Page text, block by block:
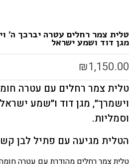
טלית צמר רחלים עטרה יברכך ה'
מגן דוד ושמע ישראל
₪1,150.00
טלית צמר רחלים עם עטרה
וישמרך״, מגן דוד ו״שמע
וסמליות.
הטלית מגיעה עם פתיל לבן
טלית צמר רחלים מהודרת עם עטרה